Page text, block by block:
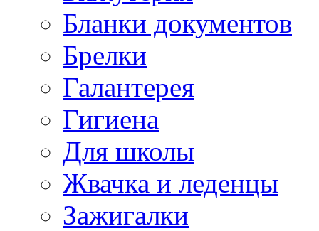
Бланки документов
Брелки
Галантерея
Гигиена
Для школы
Жвачка и леденцы
Зажигалки